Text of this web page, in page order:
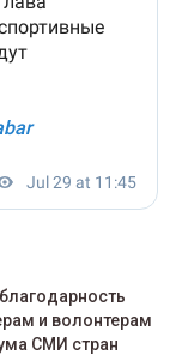
и волонтерам
СМИ стран